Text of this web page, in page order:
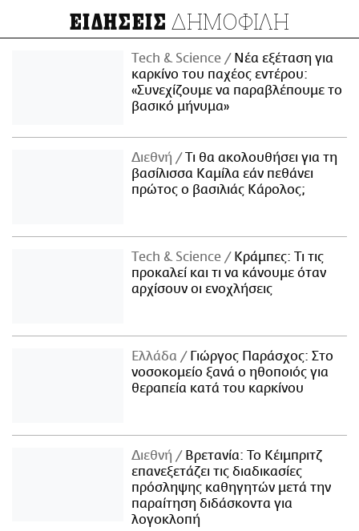
ΕΙΔΗΣΕΙΣ ΔΗΜΟΦΙΛΗ
Τech & Science
Νέα εξέταση για
καρκίνο του παχέος εντέρου:
«Συνεχίζουμε να παραβλέπουμε το
βασικό μήνυμα»
Διεθνή
Τι θα ακολουθήσει για τη
βασίλισσα Καμίλα εάν πεθάνει
πρώτος ο βασιλιάς Κάρολος;
Τech & Science
Κράμπες: Τι τις
προκαλεί και τι να κάνουμε όταν
αρχίσουν οι ενοχλήσεις
Ελλάδα
Γιώργος Παράσχος: Στο
νοσοκομείο ξανά ο ηθοποιός για
θεραπεία κατά του καρκίνου
Διεθνή
Βρετανία: Το Κέιμπριτζ
επανεξετάζει τις διαδικασίες
πρόσληψης καθηγητών μετά την
παραίτηση διδάσκοντα για
λογοκλοπή